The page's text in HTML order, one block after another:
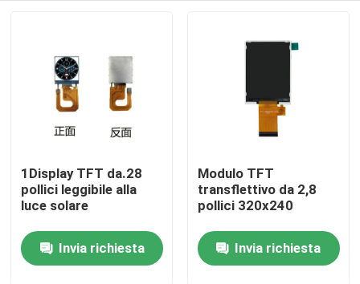
Casa
Prodotti
Video
1Display TFT da.28
pollici leggibile alla
luce solare
Invia richiesta
Modulo TFT
transflettivo da 2,8
pollici 320x240
Invia richiesta